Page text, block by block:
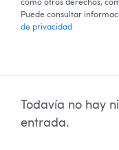
como otros derechos,
Puede consultar
de privacidad
Todavía no hay
entrada.